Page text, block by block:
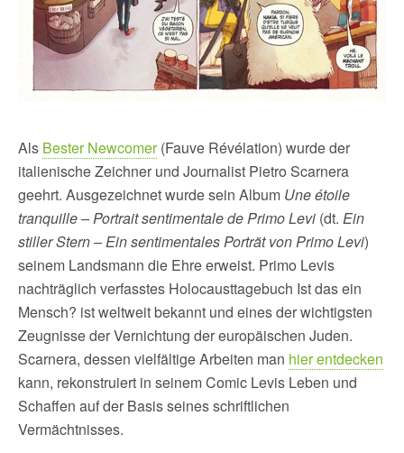
Als Bester Newcomer(Fauve Révélation) wurde der
italienische Zeichner und Journalist Pietro Scarnera
geehrt. Ausgezeichnet wurde sein Album Une étoile
tranquille – Portrait sentimentale de Primo Levi (dt. Ein
stiller Stern – Ein sentimentales Porträt von Primo Levi)
seinem Landsmann die Ehre erweist. Primo Levis
nachträglich verfasstes Holocausttagebuch Ist das ein
Mensch? ist weltweit bekannt und eines der wichtigsten
Zeugnisse der Vernichtung der europäischen Juden.
Scarnera, dessen vielfältige Arbeiten man hier entdecken
kann, rekonstruiert in seinem Comic Levis Leben und
Schaffen auf der Basis seines schriftlichen
Vermächtnisses.